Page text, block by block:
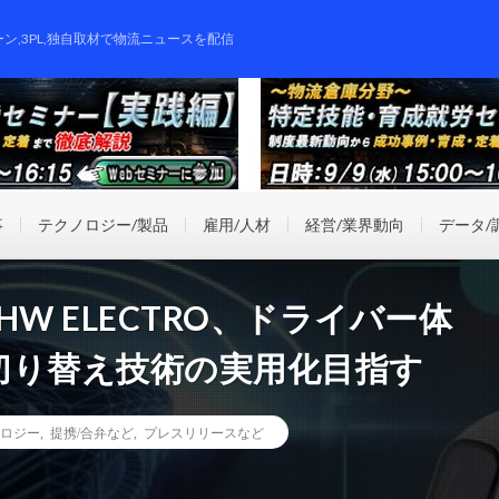
,3PL,独自取材で物流ニュースを配信
テクノロジー/製品 雇用/人材 経営/業界動向 データ/
ELECTRO、ドライバー体
替え技術の実用化目指す
ジー 提携/合弁など プレスリリースなど